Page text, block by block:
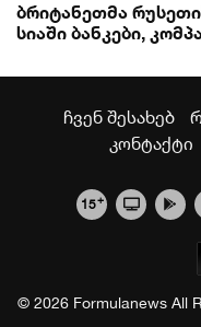
ბრიტანეთმა
სიაში ბანკები,
ჩვენ შესახებ
კონტაქტი
15+
© 2026 Formulanews All